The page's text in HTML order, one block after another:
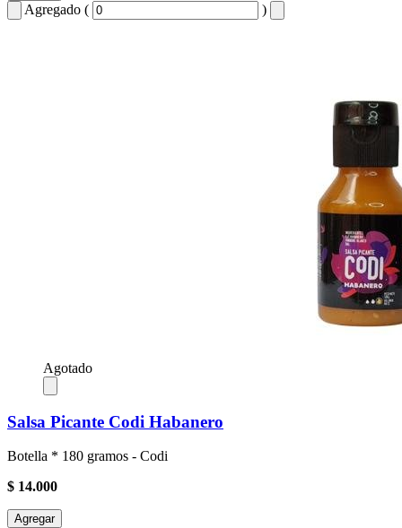
Agregado ( )
Agotado
Salsa Picante Codi Habanero
Botella * 180 gramos - Codi
$ 14.000
Agregar